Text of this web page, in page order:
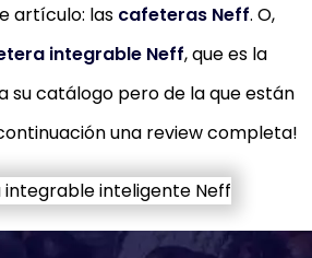
artículo: las cafeteras Neff. O,
integrable Neff, que es la
su catálogo pero de la que están
una review completa!